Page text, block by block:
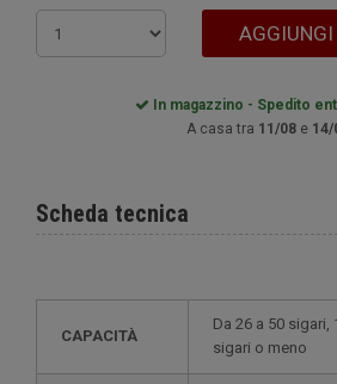
AGGIUNGI
In magazzino - Spedito
A casa tra 11/08e 14/
Scheda tecnica
CAPACITÀ
da 26 a 50 sigari, 10 sigari o meno, 25
sigari o meno